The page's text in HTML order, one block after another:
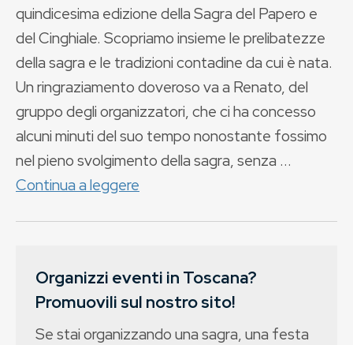
quindicesima edizione della Sagra del Papero e
del Cinghiale. Scopriamo insieme le prelibatezze
della sagra e le tradizioni contadine da cui è nata.
Un ringraziamento doveroso va a Renato, del
gruppo degli organizzatori, che ci ha concesso
alcuni minuti del suo tempo nonostante fossimo
nel pieno svolgimento della sagra, senza ...
Continua a leggere
Organizzi eventi in Toscana?
Promuovili sul nostro sito!
Se stai organizzando una sagra, una festa